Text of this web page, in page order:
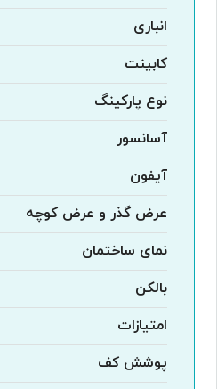
انباری
کابینت
نوع پارکینگ
آسانسور
آیفون
عرض گذر و عرض کوچه
نمای ساختمان
بالکن
امتیازات
پوشش کف